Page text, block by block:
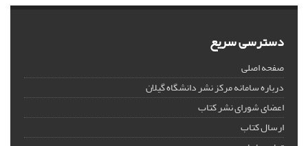
دسترسی سریع
صفحه اصلی
درباره سامانه مرکز نشر دانشگاه گیلان
اعضای شورای نشر کتاب
ارسال کتاب